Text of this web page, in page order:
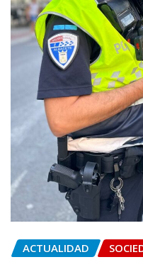
ACTUALIDAD